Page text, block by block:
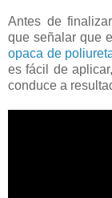
Antes de
que señalar que
opaca de
es fácil de
conduce a